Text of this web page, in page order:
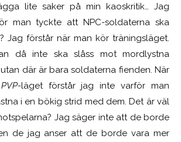
lite saker på min kaoskritik… Jag
man tyckte att NPC-soldaterna ska
Jag förstår när man kör träningsläget.
då inte ska slåss mot mordlystna
där är bara soldaterna fienden. När
PVP-läget förstår jag inte varför man
i en bökig strid med dem. Det är väl
Jag säger inte att de borde
de jag anser att de borde vara mer